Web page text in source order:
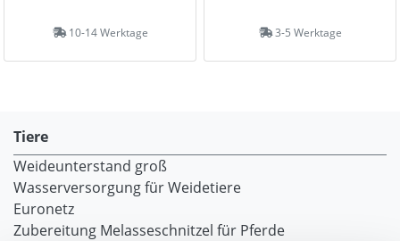
10-14 Werktage 3-5 Werktage
Tiere
Weideunterstand groß
Wasserversorgung für Weidetiere
Euronetz
Zubereitung Melasseschnitzel für Pferde